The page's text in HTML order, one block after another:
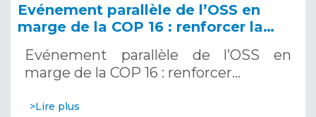
Evénement parallèle de l’OSS en
marge de la COP 16 : renforcer la
Systèmes d’Alerte Précoce
Multirisques. 12 décembre 2024
Evénement parallèle de l’OSS en
marge de la COP 16 : renforcer…
>Lire plus